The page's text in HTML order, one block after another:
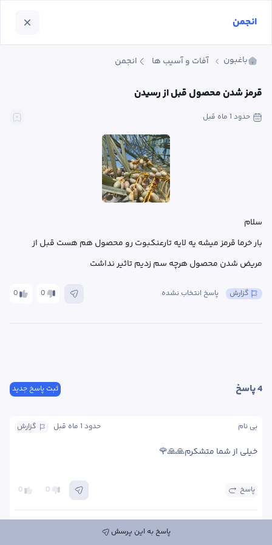
باغبون آفات و آسیب ها انجمن
قرمز شدن محصول قبل از رسیدن
حدود 1 ماه قبل
مریض شدن محصول هرچه سم زدیم تاثیر نداشت
0 0 پاسخ انتخاب نشده گزارش
ثبت پاسخ جدید 4 پاسخ
گزارش حدود 1 ماه قبل بی نام
خیلی از شما متشکرم🙏🙏🌹
0 0 پاسخ
کارشناسپاسخ به این پرسش
انجمن